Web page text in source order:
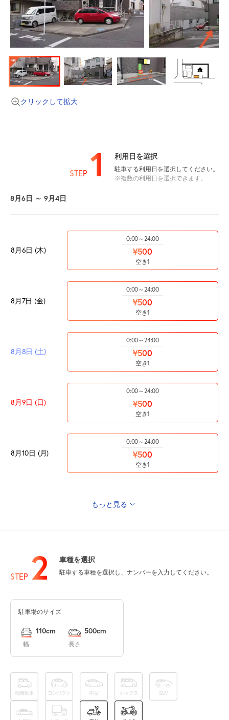
クリックして拡大
STEP 1 利用日を選択
駐車する利用日を選択してください。
※複数の利用日を選択できます。
8月6日 ～ 9月4日
8月6日 (木)
0:00～24:00
¥500
空き1
8月7日 (金)
0:00～24:00
¥500
空き1
8月8日 (土)
0:00～24:00
¥500
空き1
8月9日 (日)
0:00～24:00
¥500
空き1
8月10日 (月)
0:00～24:00
¥500
空き1
山の日
8月12日 (水) ¥500
8月14日 (金) ¥500
空き1
0:00～24:00
もっと見る
STEP 2 車種を選択
駐車する車種を選択し、ナンバーを入力してください。
駐車場のサイズ
幅
110cm
長さ
500cm